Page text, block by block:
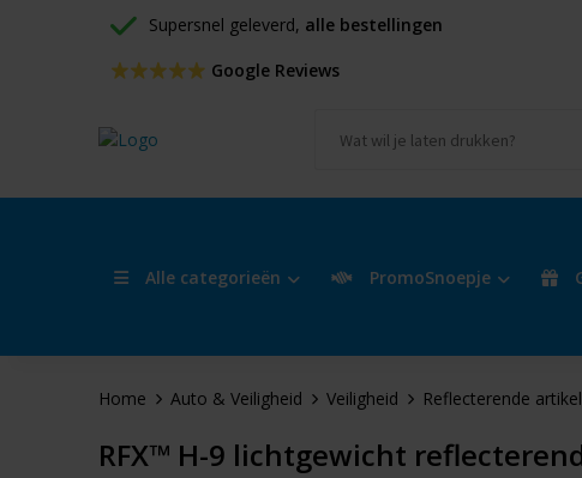
Supersnel geleverd, alle bestellingen
Google Reviews
Alle categorieën PromoSnoepje
Home Auto & Veiligheid Veiligheid Reflecterende
RFX™ H-9 lichtgewicht